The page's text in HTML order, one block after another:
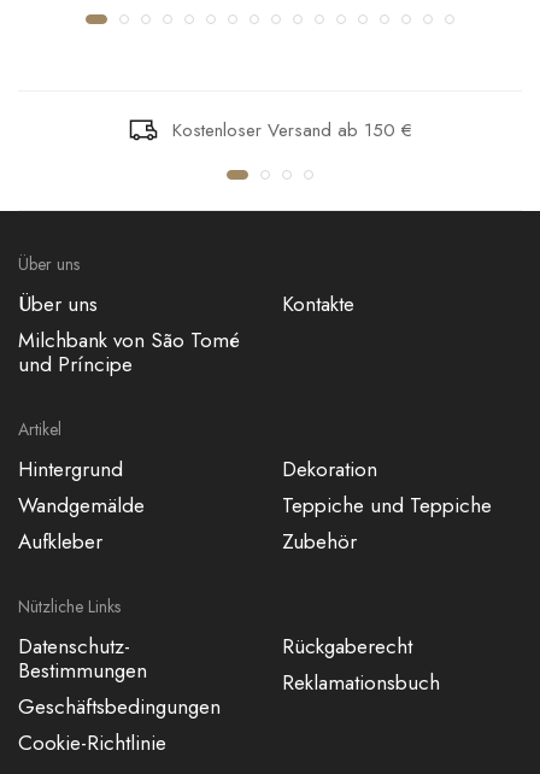
Kostenloser Versand ab 150 €
Über uns
Über uns
Milchbank von São Tomé
und Príncipe
Kontakte
Artikel
Hintergrund
Wandgemälde
Aufkleber
Dekoration
Teppiche und Teppiche
Zubehör
Nützliche Links
Datenschutz-
Bestimmungen
Geschäftsbedingungen
Cookie-Richtlinie
Rückgaberecht
Reklamationsbuch